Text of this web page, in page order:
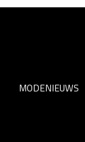
MODENIEUWS